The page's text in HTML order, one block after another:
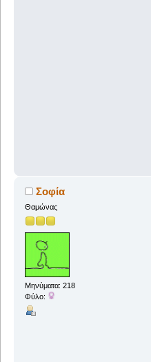
Σοφία
Θαμώνας
Μηνύματα: 218
Φύλο: